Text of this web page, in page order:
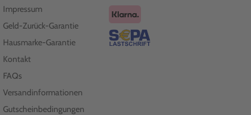
Impressum
Geld-Zurück-Garantie
Hausmarke-Garantie
Kontakt
FAQs
Versandinformationen
Gutscheinbedingungen